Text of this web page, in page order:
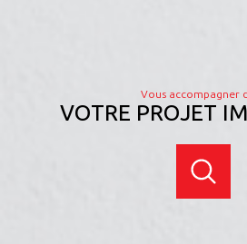
Vous accompagner
VOTRE PROJET